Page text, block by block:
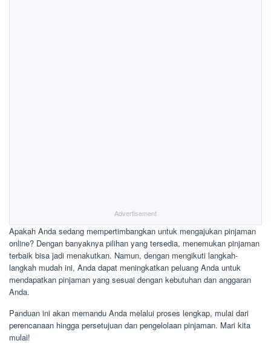
Advertisement
Apakah Anda sedang mempertimbangkan untuk mengajukan pinjaman
online? Dengan banyaknya pilihan yang tersedia, menemukan pinjaman
terbaik bisa jadi menakutkan. Namun, dengan mengikuti langkah-
langkah mudah ini, Anda dapat meningkatkan peluang Anda untuk
mendapatkan pinjaman yang sesuai dengan kebutuhan dan anggaran
Anda.
Panduan ini akan memandu Anda melalui proses lengkap, mulai dari
perencanaan hingga persetujuan dan pengelolaan pinjaman. Mari kita
mulai!